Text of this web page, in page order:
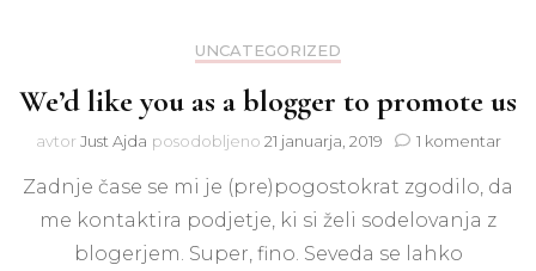
UNCATEGORIZED
We’d like you as a blogger to promote us
avtor Just Ajda posodobljeno 21 januarja, 2019 1 komentarna
like
Zadnje čase se mi je (pre)pogostokrat zgodilo, da
me kontaktira podjetje, ki si želi sodelovanja z
blogerjem. Super, fino. Seveda se lahko